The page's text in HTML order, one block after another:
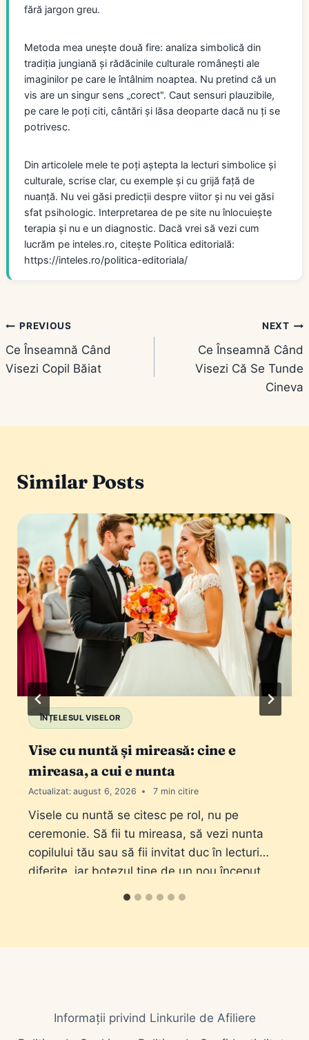
fără jargon greu.
Metoda mea unește două fire: analiza simbolică din
tradiția jungiană și rădăcinile culturale românești ale
imaginilor pe care le întâlnim noaptea. Nu pretind că un
vis are un singur sens „corect". Caut sensuri plauzibile,
pe care le poți citi, cântări și lăsa deoparte dacă nu ți se
potrivesc.
Din articolele mele te poți aștepta la lecturi simbolice și
culturale, scrise clar, cu exemple și cu grijă față de
nuanță. Nu vei găsi predicții despre viitor și nu vei găsi
sfat psihologic. Interpretarea de pe site nu înlocuiește
terapia și nu e un diagnostic. Dacă vrei să vezi cum
lucrăm pe inteles.ro, citește Politica editorială:
https://inteles.ro/politica-editoriala/
Navigare
în
PREVIOUS
Ce Înseamnă Când
Visezi Copil Băiat
NEXT
Ce Înseamnă Când
Visezi Că Se Tunde
Cineva
Similar Posts
ÎNȚELESUL VISELOR
Vise cu nuntă și mireasă: cine e
mireasa, a cui e nunta
Actualizat: august 6, 2026 7
Visele cu nuntă se citesc pe rol, nu pe
ceremonie. Să fii tu mireasa, să vezi nunta
copilului tău sau să fii invitat duc în lecturi
diferite, iar botezul ține de un nou început.
Informații privind Linkurile de Afiliere